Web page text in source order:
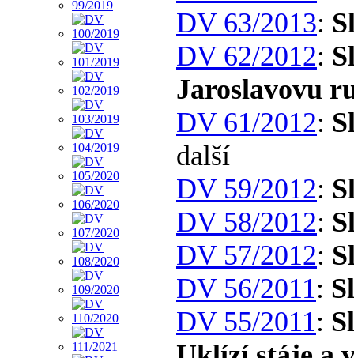
DV 63/2013:
DV 62/2012:
Jaroslavovu
DV 61/2012:
další
DV 59/2012:
DV 58/2012:
DV 57/2012:
DV 56/2011:
DV 55/2011: